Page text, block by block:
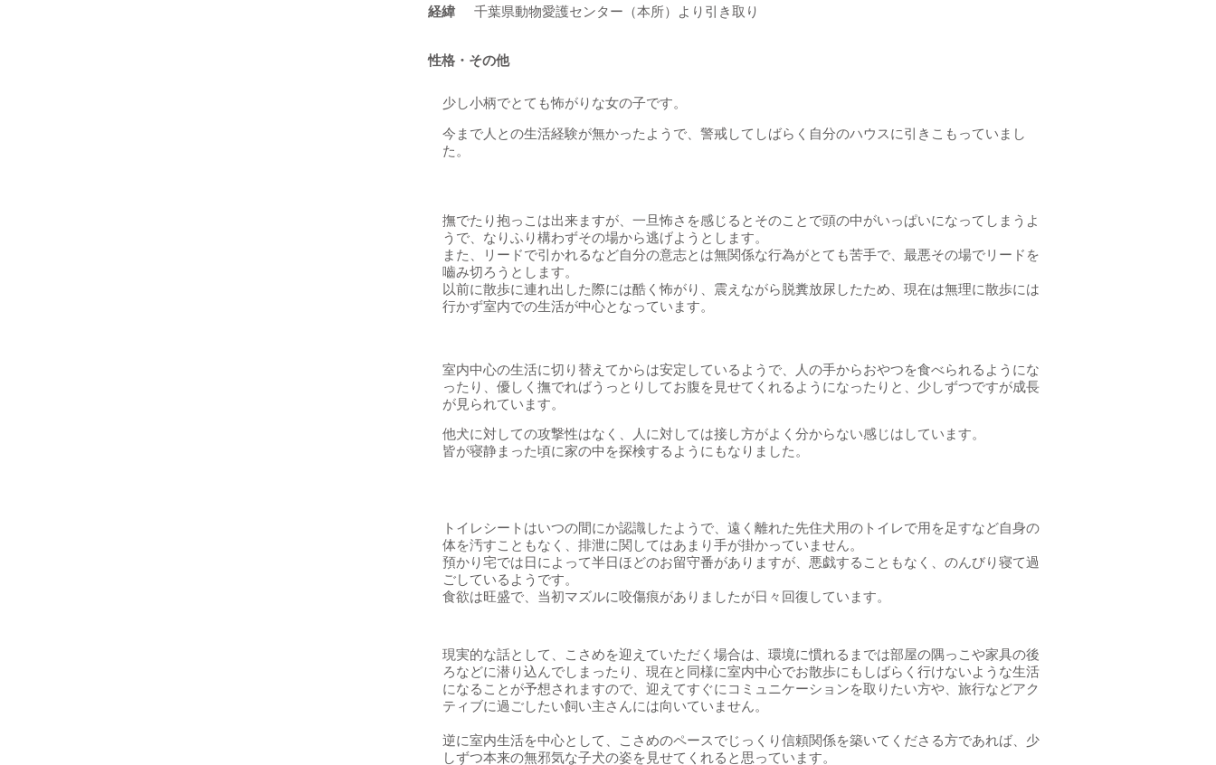
​経緯 千葉県動物愛護センター（本所）より引き取り
性格・その他
少し小柄でとても怖がりな女の子です。
今まで人との生活経験が無かったようで、警戒してしばらく自分のハウスに引きこもっていまし
た。
撫でたり抱っこは出来ますが、一旦怖さを感じるとそのことで頭の中がいっぱいになってしまうよ
うで、なりふり構わずその場から逃げようとします。
また、リードで引かれるなど自分の意志とは無関係な行為がとても苦手で、最悪その場でリードを
嚙み切ろうとします。
以前に散歩に連れ出した際には酷く怖がり、震えながら脱糞放尿したため、現在は無理に散歩には
行かず室内での生活が中心となっています。
室内中心の生活に切り替えてからは安定しているようで、人の手からおやつを食べられるようにな
ったり、優しく撫でればうっとりしてお腹を見せてくれるようになったりと、少しずつですが成長
が見られています。
他犬に対しての攻撃性はなく、人に対しては接し方がよく分からない感じはしています。
皆が寝静まった頃に家の中を探検するようにもなりました。
トイレシートはいつの間にか認識したようで、遠く離れた先住犬用のトイレで用を足すなど自身の
体を汚すこともなく、排泄に関してはあまり手が掛かっていません。
預かり宅では日によって半日ほどのお留守番がありますが、悪戯することもなく、のんびり寝て過
ごしているようです。
食欲は旺盛で、当初マズルに咬傷痕がありましたが日々回復しています。
現実的な話として、こさめを迎えていただく場合は、環境に慣れるまでは部屋の隅っこや家具の後
ろなどに潜り込んでしまったり、現在と同様に室内中心でお散歩にもしばらく行けないような生活
になることが予想されますので、迎えてすぐにコミュニケーションを取りたい方や、旅行などアク
ティブに過ごしたい飼い主さんには向いていません。
逆に室内生活を中心として、こさめのペースでじっくり信頼関係を築いてくださる方であれば、少
しずつ本来の無邪気な子犬の姿を見せてくれると思っています。